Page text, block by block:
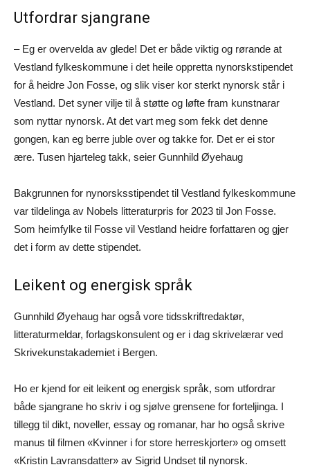
Utfordrar sjangrane
– Eg er overvelda av glede! Det er både viktig og rørande at
Vestland fylkeskommune i det heile oppretta nynorskstipendet
for å heidre Jon Fosse, og slik viser kor sterkt nynorsk står i
Vestland. Det syner vilje til å støtte og løfte fram kunstnarar
som nyttar nynorsk. At det vart meg som fekk det denne
gongen, kan eg berre juble over og takke for. Det er ei stor
ære. Tusen hjarteleg takk, seier Gunnhild Øyehaug
Bakgrunnen for nynorsksstipendet til Vestland fylkeskommune
var tildelinga av Nobels litteraturpris for 2023 til Jon Fosse.
Som heimfylke til Fosse vil Vestland heidre forfattaren og gjer
det i form av dette stipendet.
Leikent og energisk språk
Gunnhild Øyehaug har også vore tidsskriftredaktør,
litteraturmeldar, forlagskonsulent og er i dag skrivelærar ved
Skrivekunstakademiet i Bergen.
Ho er kjend for eit leikent og energisk språk, som utfordrar
både sjangrane ho skriv i og sjølve grensene for forteljinga. I
tillegg til dikt, noveller, essay og romanar, har ho også skrive
manus til filmen «Kvinner i for store herreskjorter» og omsett
«Kristin Lavransdatter» av Sigrid Undset til nynorsk.